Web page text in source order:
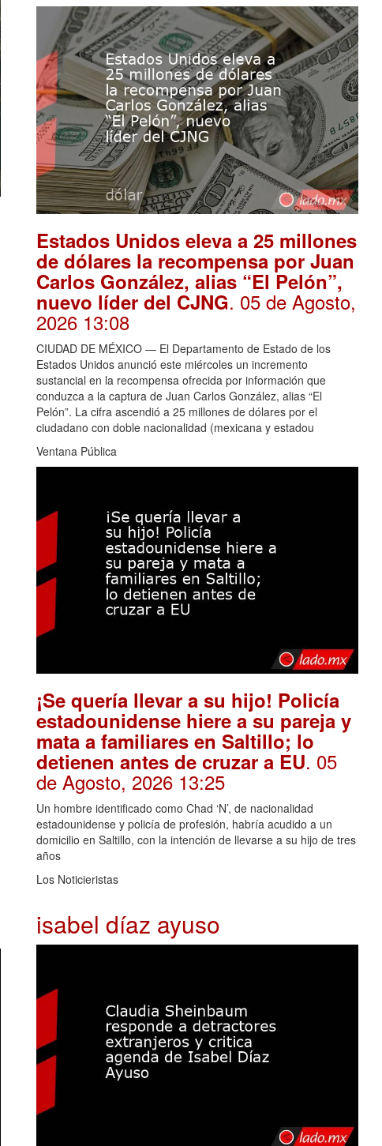
Estados Unidos eleva a 25 millones
de dólares la recompensa por Juan
Carlos González, alias “El Pelón”,
nuevo líder del CJNG. 05 de Agosto,
2026 13:08
CIUDAD DE MÉXICO — El Departamento de Estado de los
Estados Unidos anunció este miércoles un incremento
sustancial en la recompensa ofrecida por información que
conduzca a la captura de Juan Carlos González, alias “El
Pelón”. La cifra ascendió a 25 millones de dólares por el
ciudadano con doble nacionalidad (mexicana y estadou
Ventana Pública
¡Se quería llevar a su hijo! Policía
estadounidense hiere a su pareja y
mata a familiares en Saltillo; lo
detienen antes de cruzar a EU. 05
de Agosto, 2026 13:25
Un hombre identificado como Chad ‘N’, de nacionalidad
estadounidense y policía de profesión, habría acudido a un
domicilio en Saltillo, con la intención de llevarse a su hijo de tres
años
Los Noticieristas
isabel díaz ayuso